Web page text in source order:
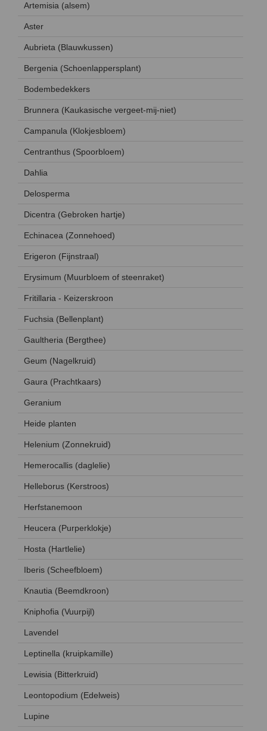
Artemisia (alsem)
Aster
Aubrieta (Blauwkussen)
Bergenia (Schoenlappersplant)
Bodembedekkers
Brunnera (Kaukasische vergeet-mij-niet)
Campanula (Klokjesbloem)
Centranthus (Spoorbloem)
Dahlia
Delosperma
Dicentra (Gebroken hartje)
Echinacea (Zonnehoed)
Erigeron (Fijnstraal)
Erysimum (Muurbloem of steenraket)
Fritillaria - Keizerskroon
Fuchsia (Bellenplant)
Gaultheria (Bergthee)
Geum (Nagelkruid)
Gaura (Prachtkaars)
Geranium
Heide planten
Helenium (Zonnekruid)
Hemerocallis (daglelie)
Helleborus (Kerstroos)
Herfstanemoon
Heucera (Purperklokje)
Hosta (Hartlelie)
Iberis (Scheefbloem)
Knautia (Beemdkroon)
Kniphofia (Vuurpijl)
Lavendel
Leptinella (kruipkamille)
Lewisia (Bitterkruid)
Leontopodium (Edelweis)
Lupine